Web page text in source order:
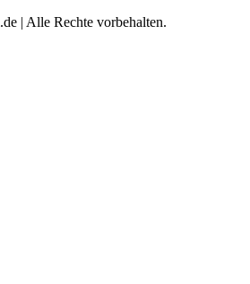
| Alle Rechte vorbehalten.